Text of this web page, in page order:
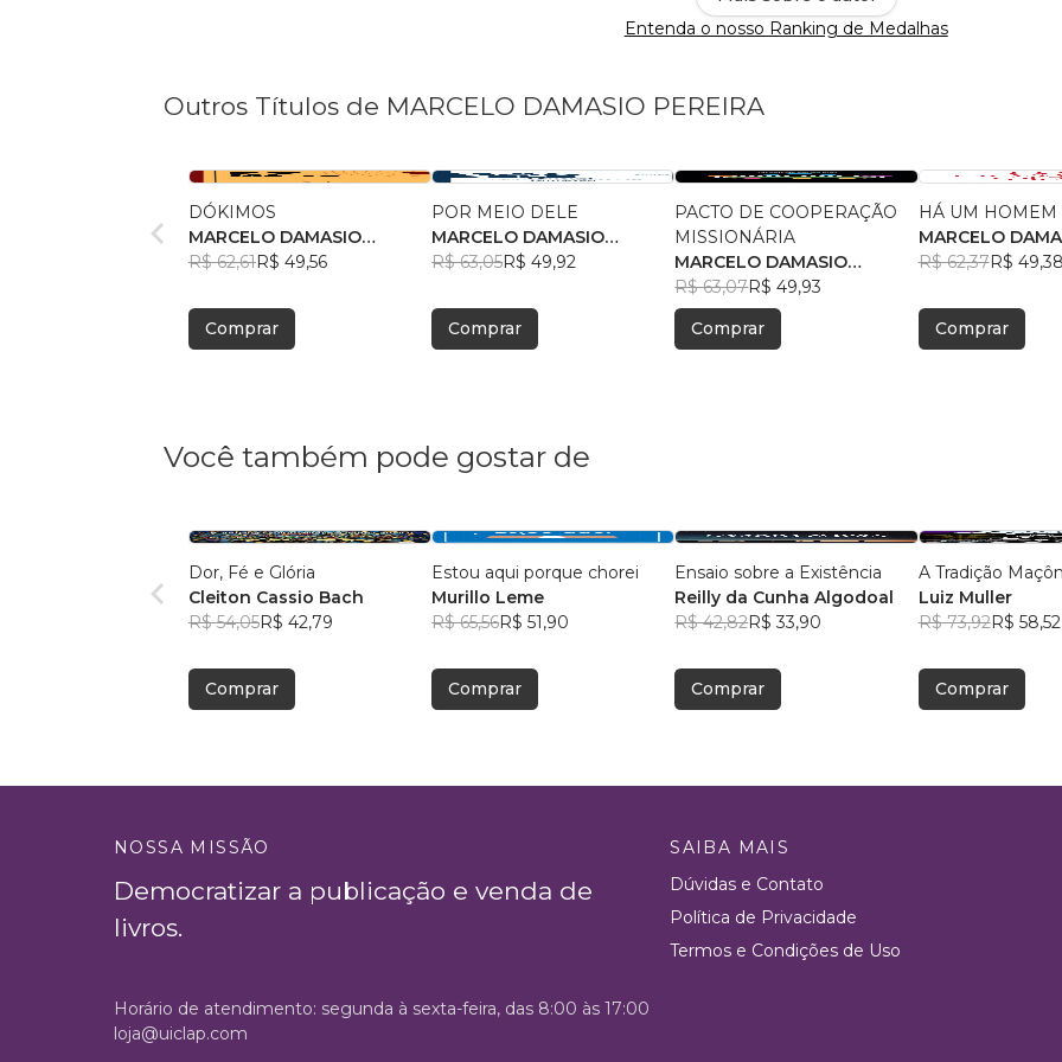
Entenda o nosso Ranking de Medalhas
Outros Títulos de MARCELO DAMASIO PEREIRA
DÓKIMOS
MARCELO DAMASIO
PEREIRA
R$ 62,61R$ 49,56
Comprar
POR MEIO DELE
MARCELO DAMASIO
PEREIRA
R$ 63,05R$ 49,92
Comprar
PACTO DE COOPERAÇÃO
MISSIONÁRIA
MARCELO DAMASIO
PEREIRA
R$ 63,07R$ 49,93
Comprar
HÁ UM
MARCELO
PEREIRA
R$ 62,37R$ 49,38
Comprar
Você também pode gostar de
Dor, Fé e Glória
Cleiton Cassio Bach
R$ 54,05R$ 42,79
Comprar
Estou aqui porque chorei
Murillo Leme
R$ 65,56R$ 51,90
Comprar
Ensaio sobre a Existência
Reilly da Cunha Algodoal
R$ 42,82R$ 33,90
Comprar
A Tradição
Luiz Muller
R$ 73,92R$ 58,52
Comprar
NOSSA MISSÃO
Democratizar a publicação e venda de
livros.
SAIBA MAIS
Dúvidas e Contato
Política de Privacidade
Termos e Condições de Uso
Horário de atendimento: segunda à sexta-feira, das 8:00 às 17:00
loja@uiclap.com